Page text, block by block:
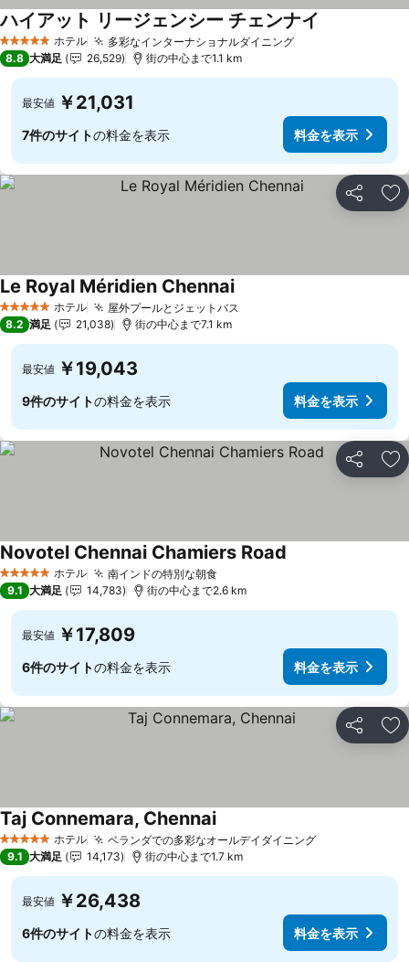
5 ホテルのランク
ホテル 多彩なインターナショナルダイニング
ハイアット リージェンシー チェンナイ
8.8 大満足 26,529 街の中心まで1.1 km
最安値 ￥21,031
7件のサイトの料金を表示 料金を表示
シェア お
5 ホテルのランク
ホテル 屋外プールとジェットバス
Le Royal Méridien Chennai
8.2 満足 21,038 街の中心まで7.1 km
最安値 ￥19,043
9件のサイトの料金を表示 料金を表示
シェア お
5 ホテルのランク
ホテル 南インドの特別な朝食
Novotel Chennai Chamiers Road
9.1 大満足 14,783 街の中心まで2.6 km
最安値 ￥17,809
6件のサイトの料金を表示 料金を表示
シェア お
5 ホテルのランク
ホテル ベランダでの多彩なオールデイダイニング
Taj Connemara, Chennai
9.1 大満足 14,173 街の中心まで1.7 km
最安値 ￥26,438
6件のサイトの料金を表示 料金を表示